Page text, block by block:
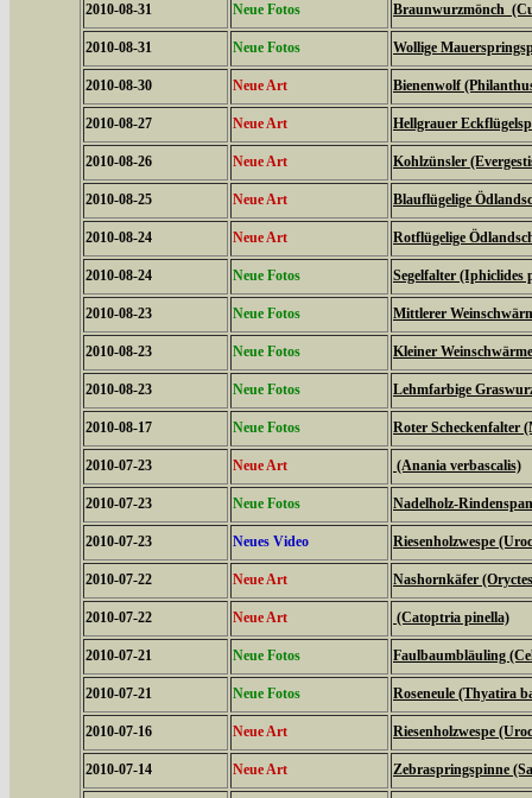
2010-08-31 Neue Fotos Braunwurzmönch
2010-08-31 Neue Fotos Wollige
2010-08-30 Neue Art Bienenwolf
2010-08-27 Neue Art Hellgrauer
2010-08-26 Neue Art Kohlzünsler
2010-08-25 Neue Art Blauflügelige
2010-08-24 Neue Art Rotflügelige
2010-08-24 Neue Fotos Segelfalter (Iphiclides
2010-08-23 Neue Fotos Mittlerer
2010-08-23 Neue Fotos Kleiner
2010-08-23 Neue Fotos Lehmfarbige
2010-08-17 Neue Fotos Roter Scheckenfalter
2010-07-23 Neue Art (Anania verbascalis)
2010-07-23 Neue Fotos Nadelholz-
2010-07-23 Neues Video Riesenholzwespe
2010-07-22 Neue Art Nashornkäfer
2010-07-22 Neue Art (Catoptria pinella)
2010-07-21 Neue Fotos Faulbaumbläuling
2010-07-21 Neue Fotos Roseneule (Thyatira
2010-07-16 Neue Art Riesenholzwespe
2010-07-14 Neue Art Zebraspringspinne